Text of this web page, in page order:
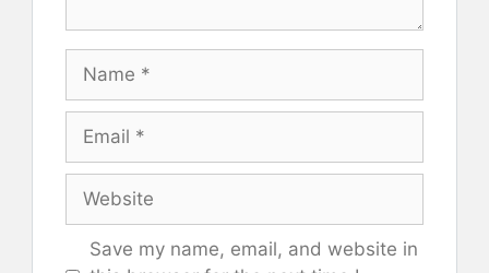
Name
Email
Website
Save my name, email, and website in